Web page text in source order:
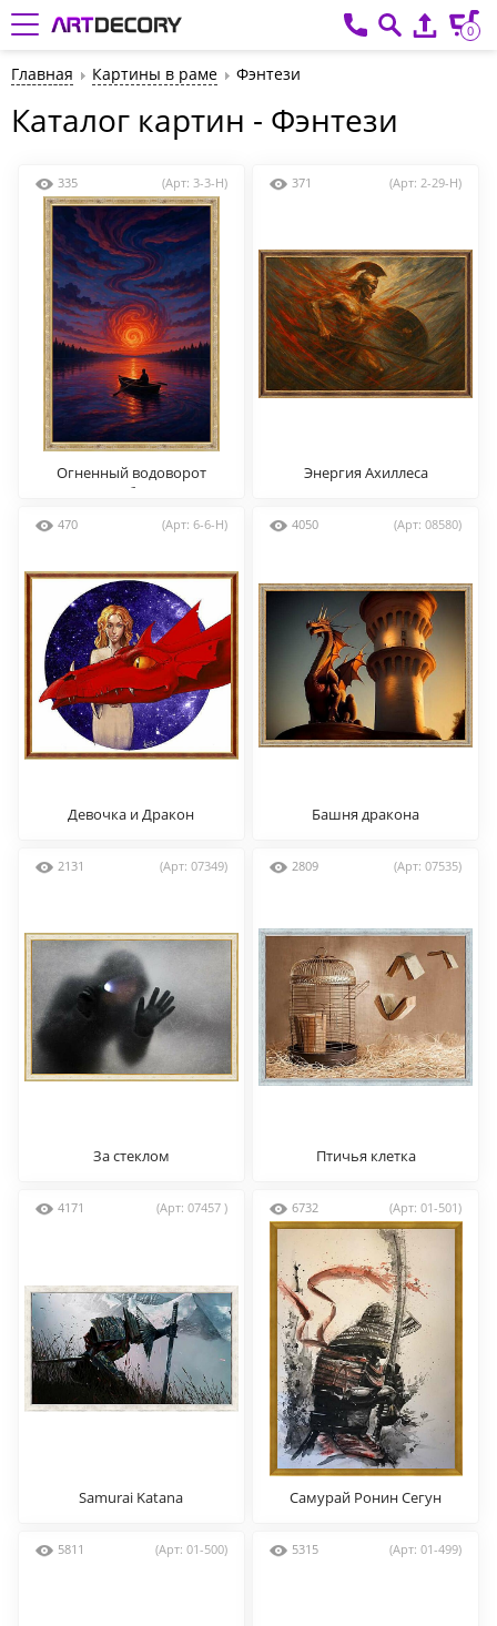
0
Главная Картины в раме Фэнтези
Каталог картин - Фэнтези
335 (Арт: 3-3-H)
Огненный водоворот
небес
371 (Арт: 2-29-H)
Энергия Ахиллеса
470 (Арт: 6-6-H)
Девочка и Дракон
4050 (Арт: 08580)
Башня дракона
2131 (Арт: 07349)
За стеклом
2809 (Арт: 07535)
Птичья клетка
4171 (Арт: 07457 )
Samurai Katana
6732 (Арт: 01-501)
Самурай Ронин Сегун
5811 (Арт: 01-500) 5315 (Арт: 01-499)